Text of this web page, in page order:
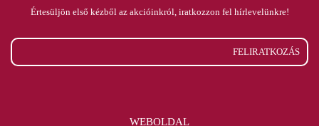
Értesüljön első kézből az akcióinkról, iratkozzon fel hírlevelünkre!
FELIRATKOZÁS
WEBOLDAL